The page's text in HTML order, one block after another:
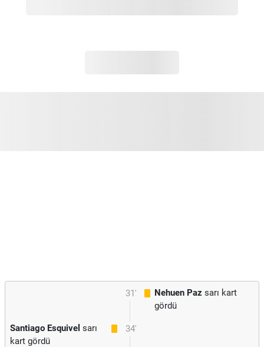
31' Nehuen Paz sarı kart
gördü
34'
Santiago Esquivel sarı
kart gördü